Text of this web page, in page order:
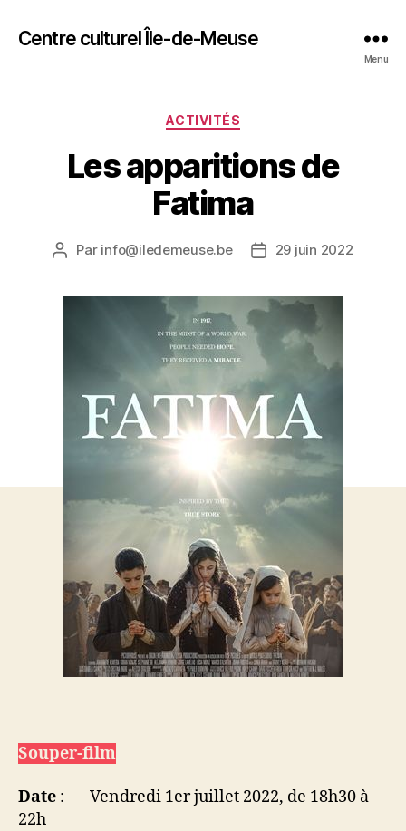
Centre culturel Île-de-Meuse
Menu
Catégories
ACTIVITÉS
Les apparitions de
Fatima
Auteur
Par info@iledemeuse.be
Date29 juin 2022
Souper-film
Date : Vendredi 1er juillet 2022, de 18h30 à
22h